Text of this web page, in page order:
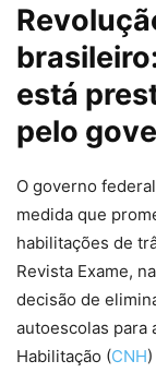
está
pelo
O governo
medida que
habilitações de
Revista Exame,
decisão de
autoescolas para
Habilitação (CNH